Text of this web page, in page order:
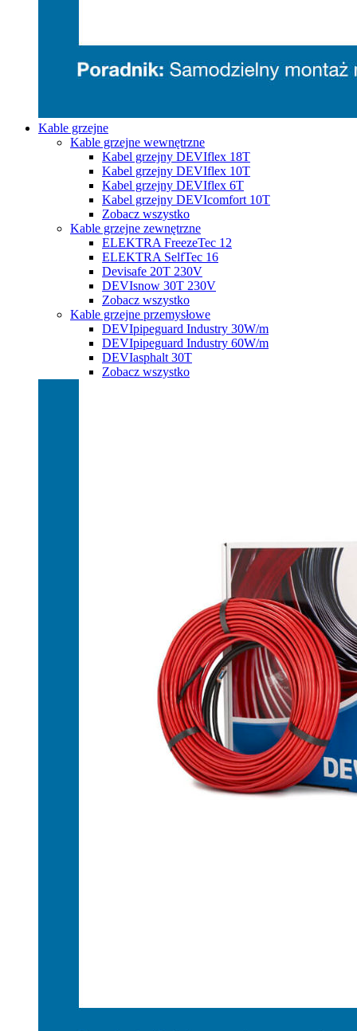
Kable grzejne
Kable grzejne wewnętrzne
Kabel grzejny DEVIflex 18T
Kabel grzejny DEVIflex 10T
Kabel grzejny DEVIflex 6T
Kabel grzejny DEVIcomfort 10T
Zobacz wszystko
Kable grzejne zewnętrzne
ELEKTRA FreezeTec 12
ELEKTRA SelfTec 16
Devisafe 20T 230V
DEVIsnow 30T 230V
Zobacz wszystko
Kable grzejne przemysłowe
DEVIpipeguard Industry 30W/m
DEVIpipeguard Industry 60W/m
DEVIasphalt 30T
Zobacz wszystko